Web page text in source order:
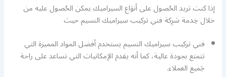
إذا كنت تريد الحُصول على أنوَاع السيراميك يمكن الحُصول عليه من
خلال خِدمة شرِكة فني تركيب سيراميك النسيم حيث
فني تركيب سيراميك النسيم يستخدم أفضل المواد المميزة التي
تتمتع بجودة عالية، كما أنه يقدم الإمكانيات التي تساعد على راحة
جَميع العملاء.